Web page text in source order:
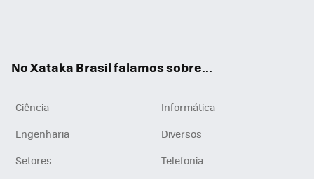
No Xataka Brasil falamos sobre...
Ciência
Informática
Engenharia
Diversos
Setores
Telefonia